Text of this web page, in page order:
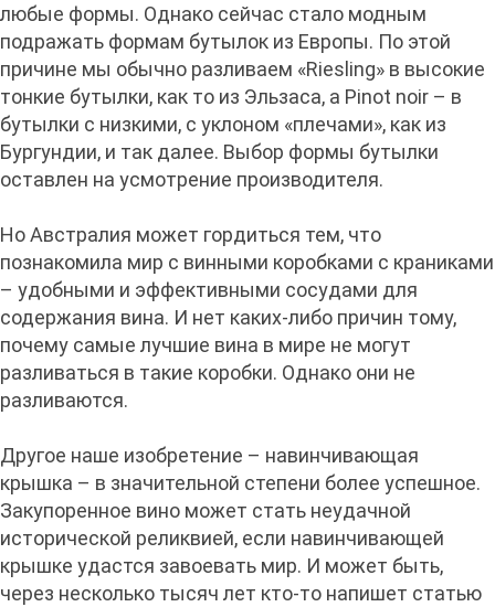
любые формы. Однако сейчас стало модным
подражать формам бутылок из Европы. По этой
причине мы обычно разливаем «Riesling» в высокие
тонкие бутылки, как то из Эльзаса, а Рinot noir – в
бутылки с низкими, с уклоном «плечами», как из
Бургундии, и так далее. Выбор формы бутылки
оставлен на усмотрение производителя.
Но Австралия может гордиться тем, что
познакомила мир с винными коробками с краниками
– удобными и эффективными сосудами для
содержания вина. И нет каких-либо причин тому,
почему самые лучшие вина в мире не могут
разливаться в такие коробки. Однако они не
разливаются.
Другое наше изобретение – навинчивающая
крышка – в значительной степени более успешное.
Закупоренное вино может стать неудачной
исторической реликвией, если навинчивающей
крышке удастся завоевать мир. И может быть,
через несколько тысяч лет кто-то напишет статью